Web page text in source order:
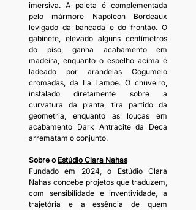
imersiva. A paleta é complementada
pelo mármore Napoleon Bordeaux
levigado da bancada e do frontão. O
gabinete, elevado alguns centímetros
do piso, ganha acabamento em
madeira, enquanto o espelho acima é
ladeado por arandelas Cogumelo
cromadas, da La Lampe. O chuveiro,
instalado diretamente sobre a
curvatura da planta, tira partido da
geometria, enquanto as louças em
acabamento Dark Antracite da Deca
arrematam o conjunto.
Sobre o Estúdio Clara Nahas
Fundado em 2024, o Estúdio Clara
Nahas concebe projetos que traduzem,
com sensibilidade e inventividade, a
trajetória e a essência de quem